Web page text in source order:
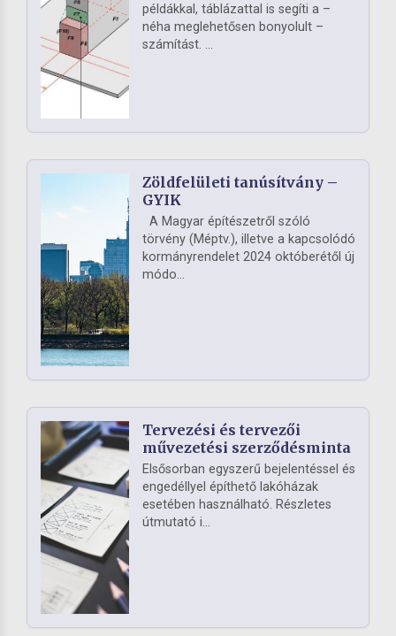
példákkal, táblázattal is segíti a –
néha meglehetősen bonyolult –
számítást. ...
Zöldfelületi tanúsítvány –
GYIK
A Magyar építészetről szóló
törvény (Méptv.), illetve a kapcsolódó
kormányrendelet 2024 októberétől új
módo...
Tervezési és tervezői
művezetési szerződésminta
Elsősorban egyszerű bejelentéssel és
engedéllyel építhető lakóházak
esetében használható. Részletes
útmutató i...